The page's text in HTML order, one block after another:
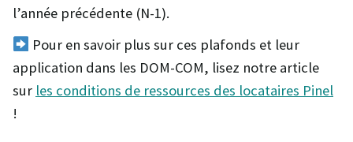
l’année précédente (N-1).
Pour en savoir plus sur ces plafonds et leur
application dans les DOM-COM, lisez notre article
sur les conditions de ressources des locataires Pinel
!